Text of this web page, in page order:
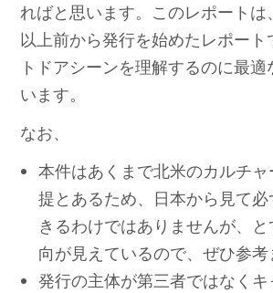
ればと思います。このレポートは
以上前から発行を始めたレポート
トドアシーンを理解するのに最
います。
なお、
本件はあくまで北米のカルチ
提とあるため、日本から見て
きるわけではありませんが、
向が見えているので、ぜひ参考
発行の主体が第三者ではなくキ